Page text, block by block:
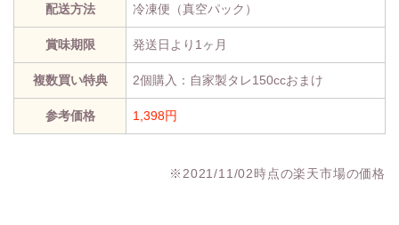
配送方法 冷凍便（真空パック）
賞味期限 発送日より1ヶ月
複数買い特典 2個購入：自家製タレ150ccおまけ
参考価格 1,398円
※2021/11/02時点の楽天市場の価格